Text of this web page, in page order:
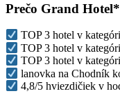
Prečo Grand
TOP 3 hotel v
TOP 3 hotel v
TOP 3 hotel v
lanovka na Chodník
4,8/5 hviezdičiek v